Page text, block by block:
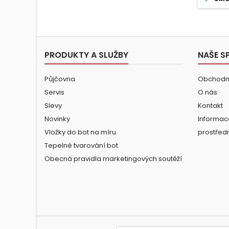
PRODUKTY A SLUŽBY
Půjčovna
Servis
Slevy
Novinky
Vložky do bot na míru
Tepelné tvarování bot
Obecná pravidla marketingových soutěží
NAŠE
O nás
Kontakt